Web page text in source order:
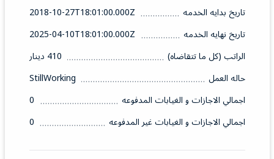
تاريخ بدايه الخدمه
2018-10-27T18:01:00.000Z
تاريخ نهايه الخدمه
2025-04-10T18:01:00.000Z
الراتب (كل ما تتقاضاه)
410 دينار
حاله العمل
StillWorking
اجمالي الاجازات و الغيابات المدفوعه
0
اجمالي الاجازات و الغيابات غير المدفوعه
0